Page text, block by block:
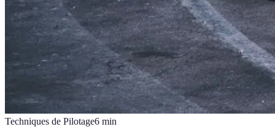
Techniques de Pilotage6 min